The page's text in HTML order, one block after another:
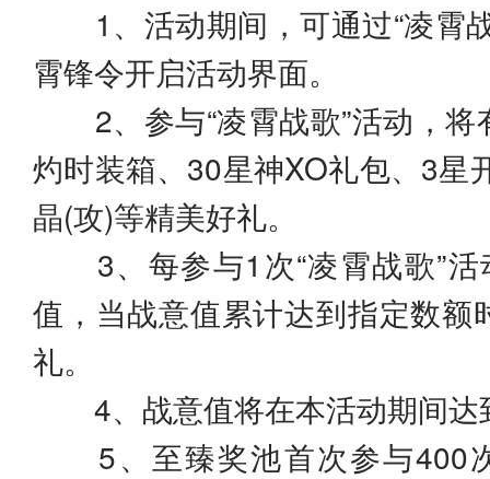
1、活动期间，可通过“凌霄
霄锋令开启活动界面。
2、参与“凌霄战歌”活动，将
灼时装箱、30星神XO礼包、3星
晶(攻)等精美好礼。
3、每参与1次“凌霄战歌”活
值，当战意值累计达到指定数额
礼。
4、战意值将在本活动期间达
5、至臻奖池首次参与400